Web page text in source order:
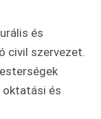
és
civil szervezet.
oktatási és